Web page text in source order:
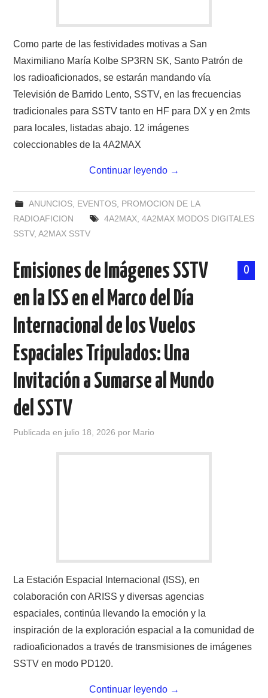
Como parte de las festividades motivas a San
Maximiliano María Kolbe SP3RN SK, Santo Patrón de
los radioaficionados, se estarán mandando vía
Televisión de Barrido Lento, SSTV, en las frecuencias
tradicionales para SSTV tanto en HF para DX y en 2mts
para locales, listadas abajo. 12 imágenes
coleccionables de la 4A2MAX
Continuar leyendo →
ANUNCIOS, EVENTOS, PROMOCION DE LA
RADIOAFICION
4A2MAX, 4A2MAX MODOS DIGITALES
SSTV,A2MAX SSTV
0
Emisiones de Imágenes SSTV
en la ISS en el Marco del Día
Internacional de los Vuelos
Espaciales Tripulados: Una
Invitación a Sumarse al Mundo
del SSTV
Publicada en julio 18, 2026 por Mario
La Estación Espacial Internacional (ISS), en
colaboración con ARISS y diversas agencias
espaciales, continúa llevando la emoción y la
inspiración de la exploración espacial a la comunidad de
radioaficionados a través de transmisiones de imágenes
SSTV en modo PD120.
Continuar leyendo →